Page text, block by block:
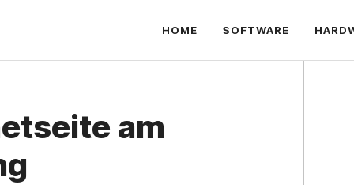
HOME SOFTWARE
am